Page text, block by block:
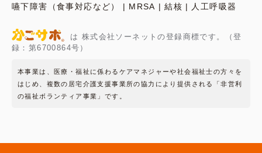
嚥下障害（食事対応など）
MRSA 結核 人工呼吸器
は 株式会社ソーネットの登録商標です。（登
録：第6700864号）
本事業は、医療・福祉に係わるケアマネジャーや社会福祉士の方々を
はじめ、複数の居宅介護支援事業所の協力により提供される「非営利
の福祉ボランティア事業」です。